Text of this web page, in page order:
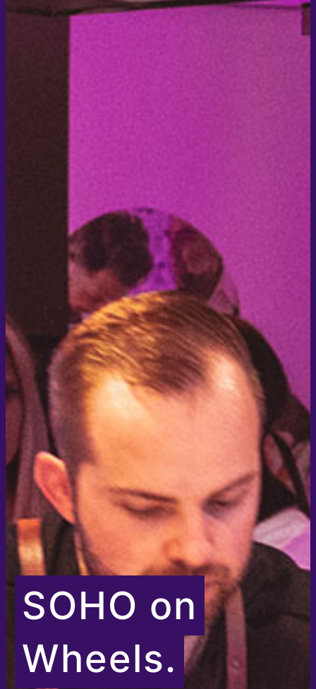
SOHO on
Wheels.